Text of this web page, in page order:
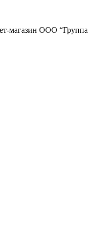
магазин ООО “Группа